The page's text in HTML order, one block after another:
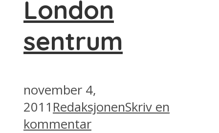
London
sentrum
november 4,
2011 RedaksjonenSkriv en
kommentar